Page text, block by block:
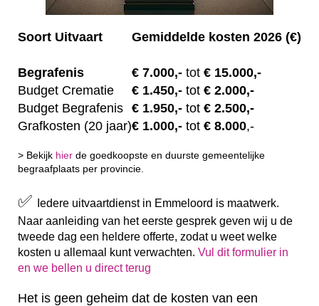
Soort Uitvaart Gemiddelde kosten 2026 (€)
Begrafenis € 7.000,- tot € 15.000,-
Budget Crematie
€ 1.450,- tot € 2.000,-
Budget Begrafenis € 1.950,- tot € 2.500,-
Grafkosten (20 jaar)€ 1.000,- tot € 8.000,-
> Bekijk hier de goedkoopste en duurste gemeentelijke
begraafplaats per provincie.
✅
Iedere uitvaartdienst in Emmeloord is maatwerk.
Naar aanleiding van het eerste gesprek geven wij u de
tweede dag een heldere offerte, zodat u weet welke
kosten u allemaal kunt verwachten. Vul dit formulier in
en we bellen u direct terug
Het is geen geheim dat de kosten van een